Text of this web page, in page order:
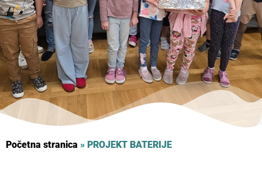
Početna stranica » PROJEKT BATERIJE